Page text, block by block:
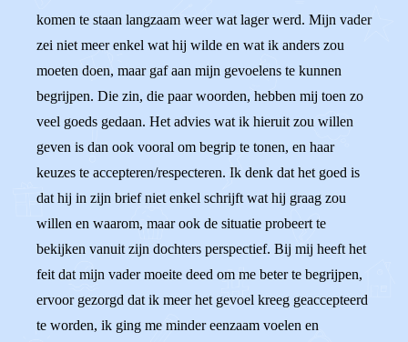
komen te staan langzaam weer wat lager werd. Mijn vader
zei niet meer enkel wat hij wilde en wat ik anders zou
moeten doen, maar gaf aan mijn gevoelens te kunnen
begrijpen. Die zin, die paar woorden, hebben mij toen zo
veel goeds gedaan. Het advies wat ik hieruit zou willen
geven is dan ook vooral om begrip te tonen, en haar
keuzes te accepteren/respecteren. Ik denk dat het goed is
dat hij in zijn brief niet enkel schrijft wat hij graag zou
willen en waarom, maar ook de situatie probeert te
bekijken vanuit zijn dochters perspectief. Bij mij heeft het
feit dat mijn vader moeite deed om me beter te begrijpen,
ervoor gezorgd dat ik meer het gevoel kreeg geaccepteerd
te worden, ik ging me minder eenzaam voelen en